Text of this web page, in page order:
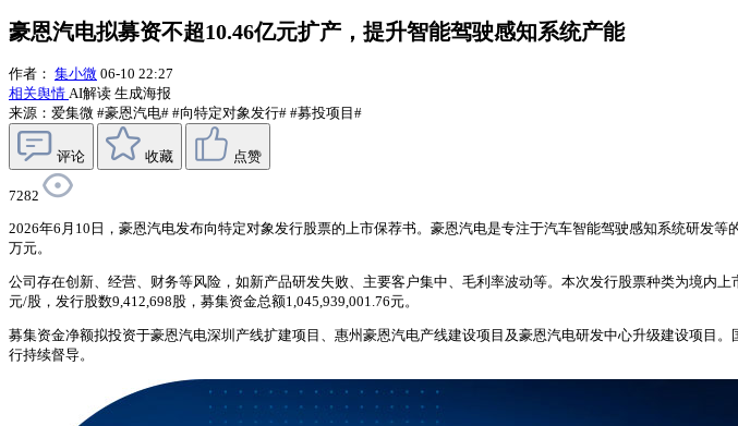
豪恩汽电拟募资不超10.46亿元扩产，提升智能驾驶感知系统产能
作者： 集小微 06-10 22:27
相关舆情 AI解读 生成海报
来源：爱集微 #豪恩汽电# #向特定对象发行# #募投项目#
评论 收藏 点赞
7282
2026年6月10日，豪恩汽电发布向特定对象发行股票的上市保荐书。豪恩汽电是专注于汽车智能驾驶感知系统研发
万元。
公司存在创新、经营、财务等风险，如新产品研发失败、主要客户集中、毛利率波动等。本次发行股票种类为境内
元/股，发行股数9,412,698股，募集资金总额1,045,939,001.76元。
募集资金净额拟投资于豪恩汽电深圳产线扩建项目、惠州豪恩汽电产线建设项目及豪恩汽电研发中心升级建设项目
行持续督导。